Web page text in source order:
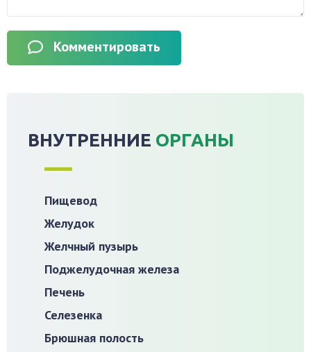
Комментировать
ВНУТРЕННИЕ ОРГАНЫ
Пищевод
Желудок
Желчный пузырь
Поджелудочная железа
Печень
Селезенка
Брюшная полость